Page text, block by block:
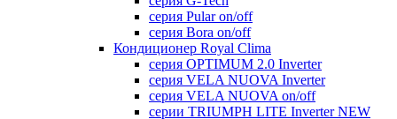
серия Pular on/off
серия Bora on/off
Кондиционер Royal Clima
серия OPTIMUM 2.0 Inverter
серия VELA NUOVA Inverter
серия VELA NUOVA on/off
серии TRIUMPH LITE Inverter NEW